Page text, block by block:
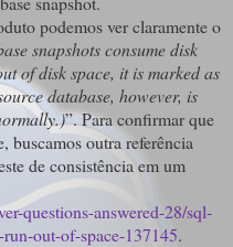
podemos ver claramente o
snapshots consume disk
of disk space, it is marked as
database, however, is
”. Para confirmar que
buscamos outra referência
de consistência em um
questions-answered-28/sql-
run-out-of-space-137145.